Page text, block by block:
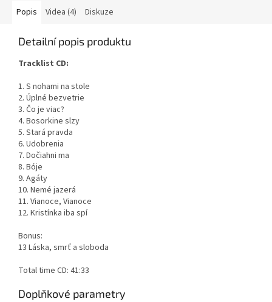
Popis Videa (4) Diskuze
Detailní popis produktu
Tracklist CD:
1. S nohami na stole
2. Úplné bezvetrie
3. Čo je viac?
4. Bosorkine slzy
5. Stará pravda
6. Udobrenia
7. Dočiahni ma
8. Bóje
9. Agáty
10. Nemé jazerá
11. Vianoce, Vianoce
12. Kristínka iba spí
Bonus:
13 Láska, smrť a sloboda
Total time CD: 41:33
Doplňkové parametry